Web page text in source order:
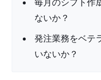
毎月のシフト作
ないか？
発注業務をベテ
いないか？